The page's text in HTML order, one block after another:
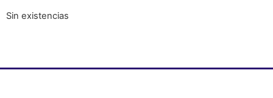
Sin existencias